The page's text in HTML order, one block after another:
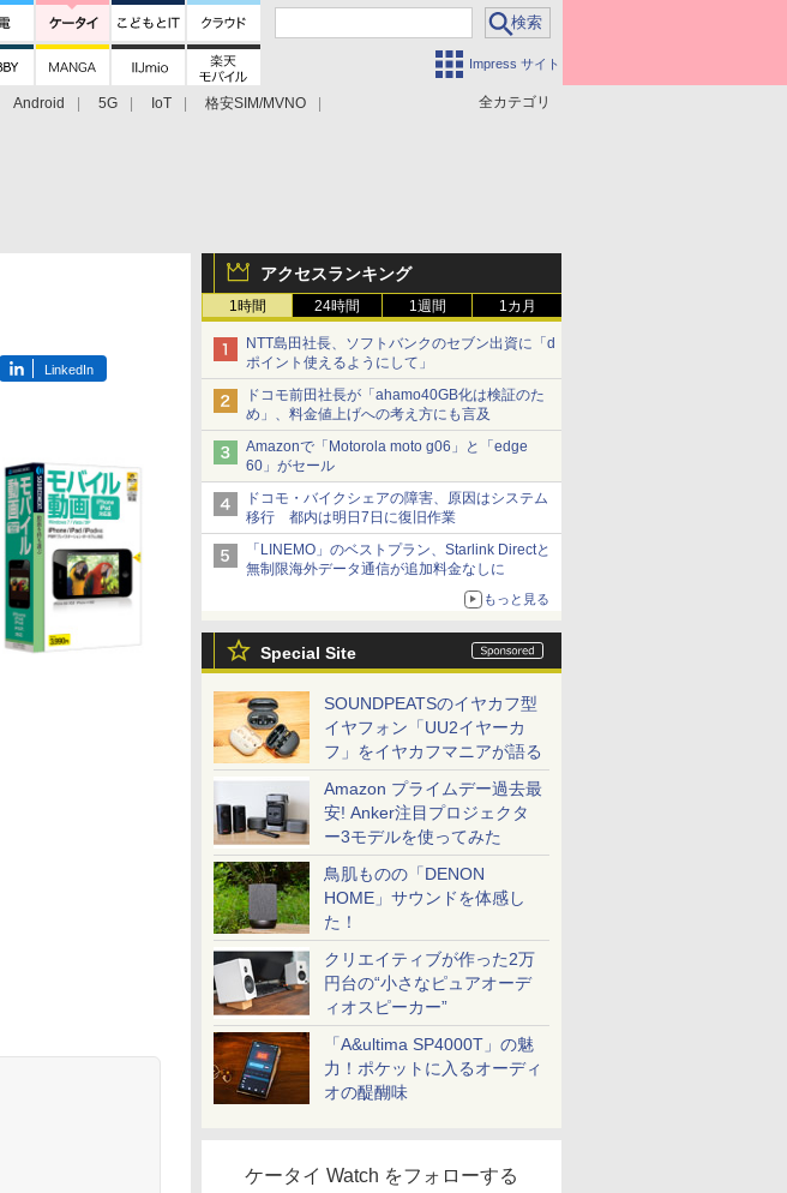
Impress サイト
全カテゴリ
Android 5G IoT
格安SIM/MVNO
アクセスランキング
1時間 24時間 1週間 1カ月
NTT島田社長、ソフトバンクのセブン出資に「d
ポイント使えるようにして」
ドコモ前田社長が「ahamo40GB化は検証のた
め」、料金値上げへの考え方にも言及
Amazonで「Motorola moto g06」と「edge
60」がセール
ドコモ・バイクシェアの障害、原因はシステム
移行 都内は明日7日に復旧作業
「LINEMO」のベストプラン、Starlink Directと
無制限海外データ通信が追加料金なしに
もっと見る
Special Site
SOUNDPEATSのイヤカフ型
イヤフォン「UU2イヤーカ
フ」をイヤカフマニアが語る
Amazon プライムデー過去最
安! Anker注目プロジェクタ
ー3モデルを使ってみた
鳥肌ものの「DENON
HOME」サウンドを体感し
た！
クリエイティブが作った2万
円台の“小さなピュアオーデ
ィオスピーカー”
「A&ultima SP4000T」の魅
力！ポケットに入るオーディ
オの醍醐味
ケータイ Watch をフォローする
LinkedIn